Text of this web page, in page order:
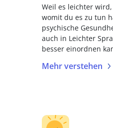
Weil es leichter
womit du es zu tun
psychische
auch in Leichter
besser einordnen
Mehr verstehen